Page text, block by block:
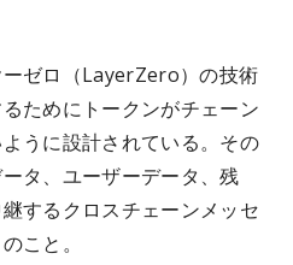
ゼロ（LayerZero）の技術
ためにトークンがチェーン
うに設計されている。その
タ、ユーザーデータ、残
するクロスチェーンメッセ
こと。